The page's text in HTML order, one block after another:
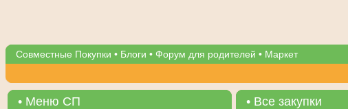
Совместные Покупки • Блоги • Форум для родителей • Маркет
• Меню СП
• Все закупки